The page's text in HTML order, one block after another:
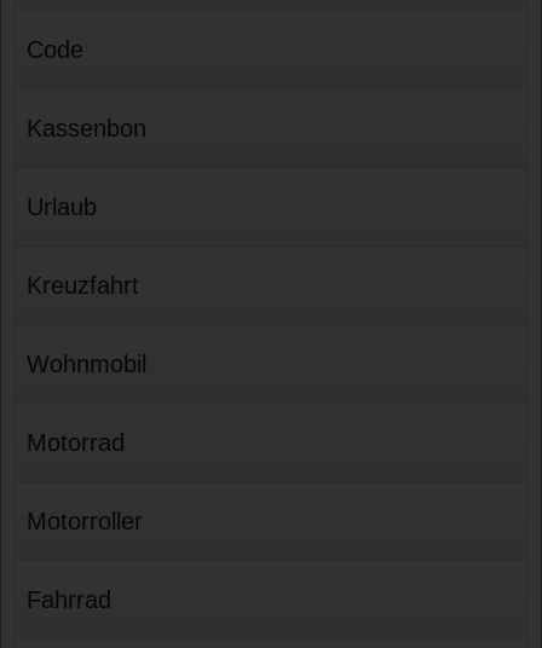
Code
Kassenbon
Urlaub
Kreuzfahrt
Wohnmobil
Motorrad
Motorroller
Fahrrad